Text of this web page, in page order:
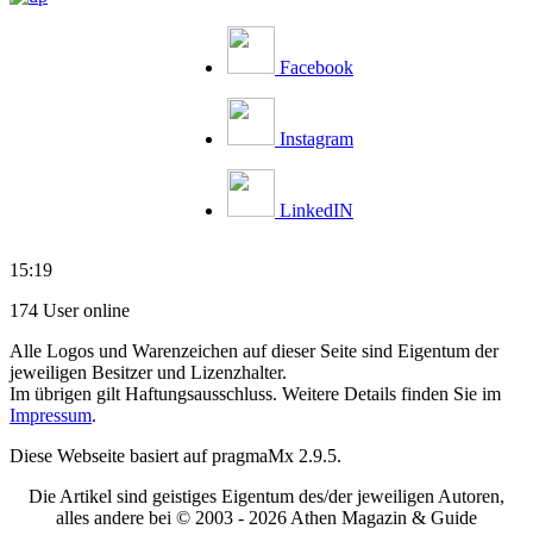
Facebook
Instagram
LinkedIN
15:19
174 User online
Alle Logos und Warenzeichen auf dieser Seite sind Eigentum der
jeweiligen Besitzer und Lizenzhalter.
Im übrigen gilt Haftungsausschluss. Weitere Details finden Sie im
Impressum.
Diese Webseite basiert auf pragmaMx 2.9.5.
Die Artikel sind geistiges Eigentum des/der jeweiligen Autoren,
alles andere bei © 2003 - 2026 Athen Magazin & Guide